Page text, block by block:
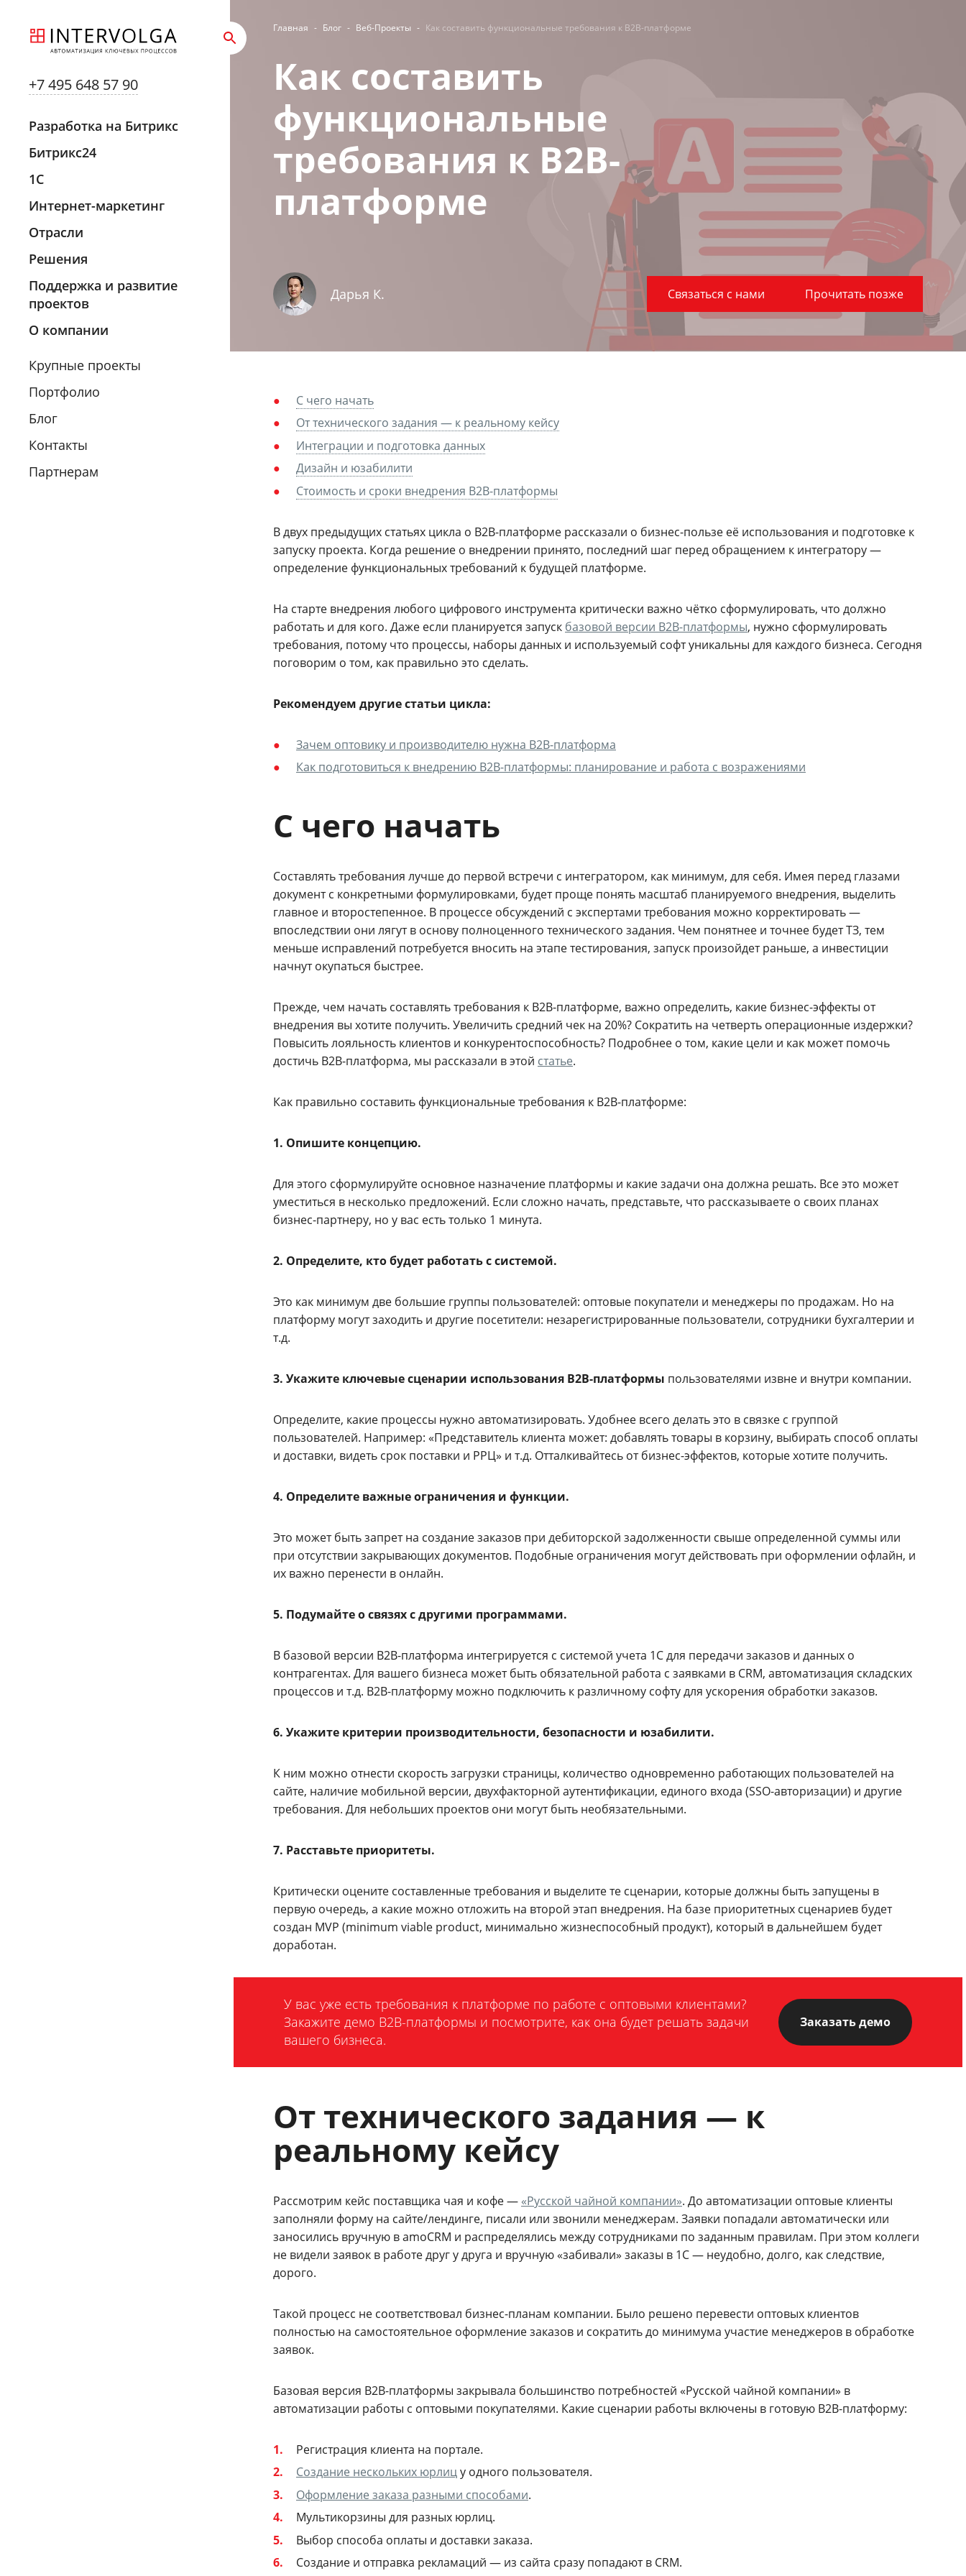
+7 495 648 57 90
Разработка на Битрикс
Битрикс24
1С
Интернет-маркетинг
Отрасли
Решения
Поддержка и развитие
проектов
О компании
Крупные проекты
Портфолио
Блог
Контакты
Партнерам
Главная - Блог - Веб-Проекты - Как составить функциональные требования к B2B-платформе
Как составить
функциональные
требования к B2B-
платформе
Дарья К. Связаться с нами Прочитать позже
С чего начать
От технического задания — к реальному кейсу
Интеграции и подготовка данных
Дизайн и юзабилити
Стоимость и сроки внедрения B2B-платформы
В двух предыдущих статьях цикла о B2B-платформе рассказали о бизнес-пользе её использования и подготовке к
запуску проекта. Когда решение о внедрении принято, последний шаг перед обращением к интегратору —
определение функциональных требований к будущей платформе.
На старте внедрения любого цифрового инструмента критически важно чётко сформулировать, что должно
работать и для кого. Даже если планируется запуск базовой версии B2B-платформы, нужно сформулировать
требования, потому что процессы, наборы данных и используемый софт уникальны для каждого бизнеса. Сегодня
поговорим о том, как правильно это сделать.
Рекомендуем другие статьи цикла:
Зачем оптовику и производителю нужна B2B-платформа
Как подготовиться к внедрению B2B-платформы: планирование и работа с возражениями
С чего начать
Составлять требования лучше до первой встречи с интегратором, как минимум, для себя. Имея перед глазами
документ с конкретными формулировками, будет проще понять масштаб планируемого внедрения, выделить
главное и второстепенное. В процессе обсуждений с экспертами требования можно корректировать —
впоследствии они лягут в основу полноценного технического задания. Чем понятнее и точнее будет ТЗ, тем
меньше исправлений потребуется вносить на этапе тестирования, запуск произойдет раньше, а инвестиции
начнут окупаться быстрее.
Прежде, чем начать составлять требования к B2B-платформе, важно определить, какие бизнес-эффекты от
внедрения вы хотите получить. Увеличить средний чек на 20%? Сократить на четверть операционные издержки?
Повысить лояльность клиентов и конкурентоспособность? Подробнее о том, какие цели и как может помочь
достичь B2B-платформа, мы рассказали в этой статье.
Как правильно составить функциональные требования к B2B-платформе:
1. Опишите концепцию.
Для этого сформулируйте основное назначение платформы и какие задачи она должна решать. Все это может
уместиться в несколько предложений. Если сложно начать, представьте, что рассказываете о своих планах
бизнес-партнеру, но у вас есть только 1 минута.
2. Определите, кто будет работать с системой.
Это как минимум две большие группы пользователей: оптовые покупатели и менеджеры по продажам. Но на
платформу могут заходить и другие посетители: незарегистрированные пользователи, сотрудники бухгалтерии и
т.д.
3. Укажите ключевые сценарии использования B2B-платформы пользователями извне и внутри компании.
Определите, какие процессы нужно автоматизировать. Удобнее всего делать это в связке с группой
пользователей. Например: «Представитель клиента может: добавлять товары в корзину, выбирать способ оплаты
и доставки, видеть срок поставки и РРЦ» и т.д. Отталкивайтесь от бизнес-эффектов, которые хотите получить.
4. Определите важные ограничения и функции.
Это может быть запрет на создание заказов при дебиторской задолженности свыше определенной суммы или
при отсутствии закрывающих документов. Подобные ограничения могут действовать при оформлении офлайн, и
их важно перенести в онлайн.
5. Подумайте о связях с другими программами.
В базовой версии B2B-платформа интегрируется с системой учета 1С для передачи заказов и данных о
контрагентах. Для вашего бизнеса может быть обязательной работа с заявками в CRM, автоматизация складских
процессов и т.д. B2B-платформу можно подключить к различному софту для ускорения обработки заказов.
6. Укажите критерии производительности, безопасности и юзабилити.
К ним можно отнести скорость загрузки страницы, количество одновременно работающих пользователей на
сайте, наличие мобильной версии, двухфакторной аутентификации, единого входа (SSO-авторизации) и другие
требования. Для небольших проектов они могут быть необязательными.
7. Расставьте приоритеты.
Критически оцените составленные требования и выделите те сценарии, которые должны быть запущены в
первую очередь, а какие можно отложить на второй этап внедрения. На базе приоритетных сценариев будет
создан MVP (minimum viable product, минимально жизнеспособный продукт), который в дальнейшем будет
доработан.
У вас уже есть требования к платформе по работе с оптовыми клиентами?
Закажите демо B2B-платформы и посмотрите, как она будет решать задачи
вашего бизнеса.
Заказать демо
От технического задания — к
реальному кейсу
Рассмотрим кейс поставщика чая и кофе — «Русской чайной компании». До автоматизации оптовые клиенты
заполняли форму на сайте/лендинге, писали или звонили менеджерам. Заявки попадали автоматически или
заносились вручную в amoCRM и распределялись между сотрудниками по заданным правилам. При этом коллеги
не видели заявок в работе друг у друга и вручную «забивали» заказы в 1С — неудобно, долго, как следствие,
дорого.
Такой процесс не соответствовал бизнес-планам компании. Было решено перевести оптовых клиентов
полностью на самостоятельное оформление заказов и сократить до минимума участие менеджеров в обработке
заявок.
Базовая версия B2B-платформы закрывала большинство потребностей «Русской чайной компании» в
автоматизации работы с оптовыми покупателями. Какие сценарии работы включены в готовую B2B-платформу:
Регистрация клиента на портале.
Создание нескольких юрлицу одного пользователя.
Оформление заказа разными способами.
Мультикорзины для разных юрлиц.
Выбор способа оплаты и доставки заказа.
Создание и отправка рекламаций — из сайта сразу попадают в CRM.